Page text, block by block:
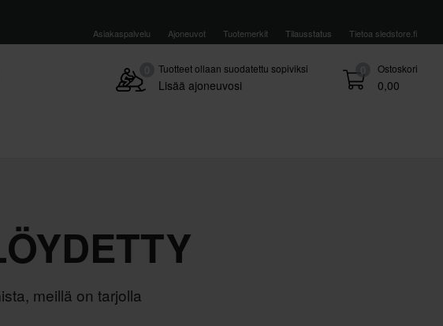
Asiakaspalvelu Ajoneuvot Tuotemerkit Tilausstatus Tietoa sledstore.fi
0 Ostoskori
0,00
Tuotteet ollaan suodatettu sopiviksi
Lisää ajoneuvosi
meillä on tarjolla